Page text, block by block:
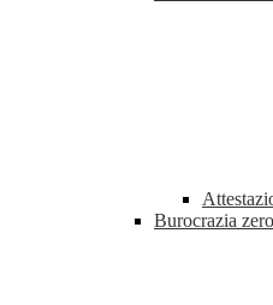
Burocrazia zero